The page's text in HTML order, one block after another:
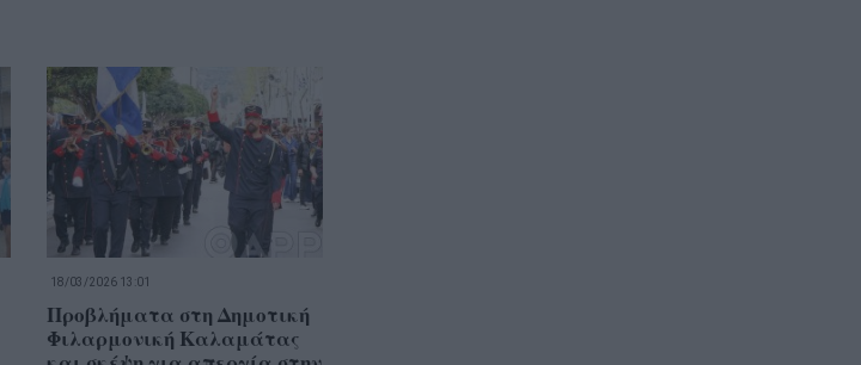
18/03/2026 13:01
Προβλήματα στη Δημοτική
Φιλαρμονική Καλαμάτας